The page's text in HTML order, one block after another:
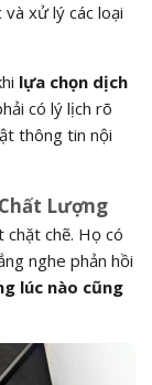
xử lý các loại
lựa chọn dịch
có lý lịch rõ
thông tin nội
Lượng
chẽ. Họ có
nghe phản hồi
lúc nào cũng